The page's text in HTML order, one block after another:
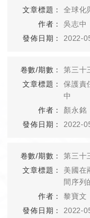
全球化
吳志中
2022-
第三十
保護責
中
顏永銘
2022-
第三十
美國在
間序列
黎寶文
2022-